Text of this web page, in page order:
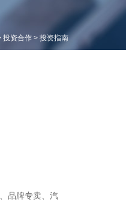
投资合作 > 投资指南
品牌专卖、汽